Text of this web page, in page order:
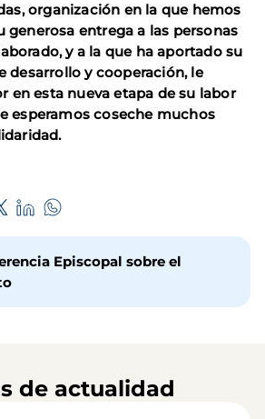
organización en la que hemos
generosa entrega a las personas
y a la que ha aportado su
desarrollo y cooperación, le
en esta nueva etapa de su labor
esperamos coseche muchos
Episcopal sobre el
de actualidad